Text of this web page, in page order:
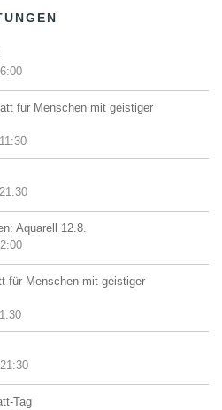
für Menschen mit geistiger
11:30
21:30
Aquarell 12.8.
für Menschen mit geistiger
21:30
Tag